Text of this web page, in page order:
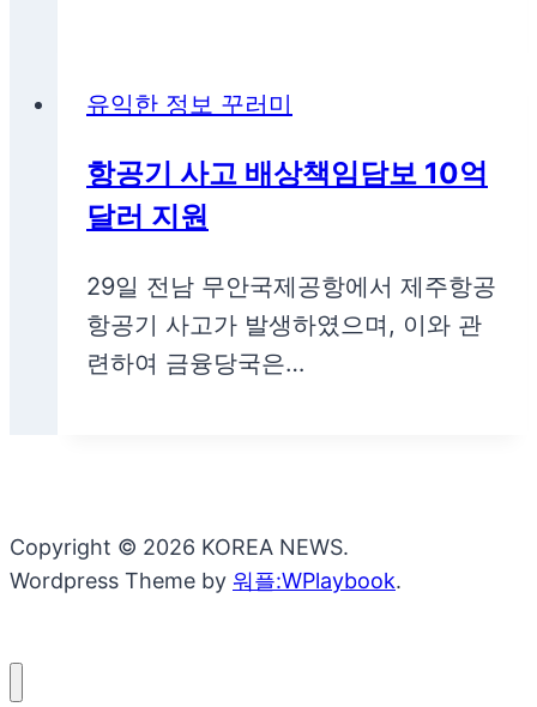
유익한 정보 꾸러미
항공기 사고 배상책임담보 10억
달러 지원
29일 전남 무안국제공항에서 제주항공
항공기 사고가 발생하였으며, 이와 관
련하여 금융당국은…
Copyright © 2026 KOREA NEWS.
Wordpress Theme by 워플:WPlaybook.